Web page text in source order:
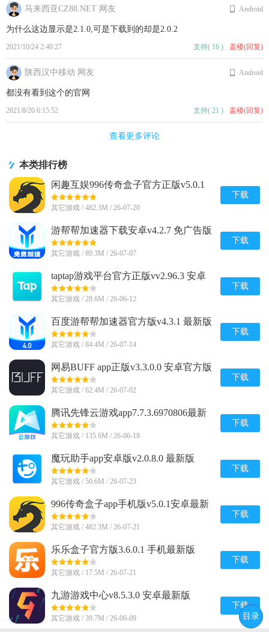
马来西亚CZ88.NET 网友
2021/10/24 2:40:27
为什么这边显示是2.1.0,可是下载到的却是2.0.2
Android
支持( 16 ) 盖楼(回复)
陕西汉中移动 网友
2021/8/20 6:15:52
都没有看到这个的官网
Android
支持( 21 ) 盖楼(回复)
查看更多评论
本类排行榜
闲趣互娱996传奇盒子官方正版v5.0.1
赚钱版
其它游戏 / 482.3M / 26-07-20
下载
游帮帮加速器下载安卓v4.2.7 免广告版
其它游戏 / 89.3M / 26-07-07
下载
taptap游戏平台官方正版vv2.96.3 安卓
最新版
其它游戏 / 28.6M / 26-06-12
下载
百度游帮帮加速器官方版v4.3.1 最新版
其它游戏 / 84.4M / 26-07-14
下载
网易BUFF app正版v3.3.0.0 安卓官方版
其它游戏 / 62.4M / 26-07-02
下载
腾讯先锋云游戏app7.7.3.6970806最新
版
其它游戏 / 135.6M / 26-06-18
下载
魔玩助手app安卓版v2.0.8.0 最新版
其它游戏 / 50.6M / 26-07-23
下载
996传奇盒子app手机版v5.0.1安卓最新
版
其它游戏 / 482.3M / 26-07-21
下载
乐乐盒子官方版3.6.0.1 手机最新版
其它游戏 / 17.5M / 26-07-21
下载
九游游戏中心v8.5.3.0 安卓最新版
其它游戏 / 39.7M / 26-06-09
下载
目录